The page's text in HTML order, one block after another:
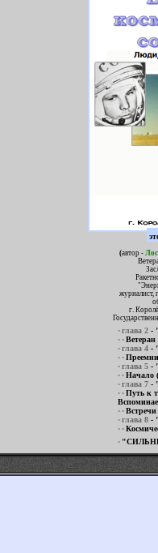
(автор -
журналист,
г.
• глава 2 -
• • Ветеран
• глава 4 -
• •
• глава 5 -
• • Начало (
• глава 7 -
• • Путь к
• •
• глава 8 -
• •
•